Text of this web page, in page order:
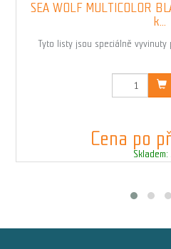
SEA WOLF MULTICOLOR
k...
Tyto listy jsou speciálně vyvinuty
Kód:
Cena po
Skladem: